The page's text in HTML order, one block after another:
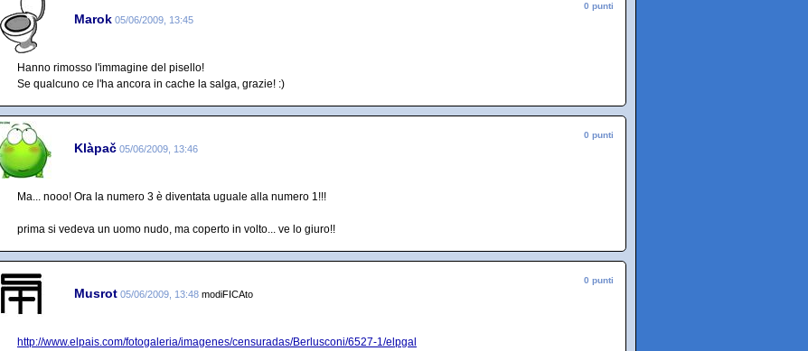
Marok 05/06/2009, 13:45
0 punti
Hanno rimosso l'immagine del pisello!
Se qualcuno ce l'ha ancora in cache la salga, grazie! :)
Klàpač 05/06/2009, 13:46
0 punti
Ma... nooo! Ora la numero 3 è diventata uguale alla numero 1!!!
prima si vedeva un uomo nudo, ma coperto in volto... ve lo giuro!!
Musrot 05/06/2009, 13:48 modiFICAto
0 punti
http://www.elpais.com/fotogaleria/imagenes/censuradas/Berlusconi/6527-1/elpgal